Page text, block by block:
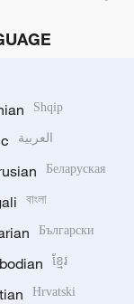
Shqip
العربية
Беларуская
বাংলা
Български
ខ្មែរ
Hrvatski